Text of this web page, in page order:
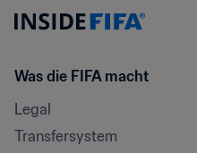
Was die FIFA macht
Legal
Transfersystem